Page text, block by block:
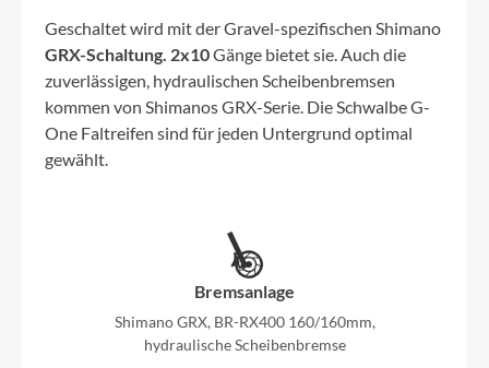
Geschaltet wird mit der Gravel-spezifischen Shimano
GRX-Schaltung. 2x10Gänge bietet sie. Auch die
zuverlässigen, hydraulischen Scheibenbremsen
kommen von Shimanos GRX-Serie. Die Schwalbe G-
One Faltreifen sind für jeden Untergrund optimal
gewählt.
Bremsanlage
Shimano GRX, BR-RX400 160/160mm,
hydraulische Scheibenbremse